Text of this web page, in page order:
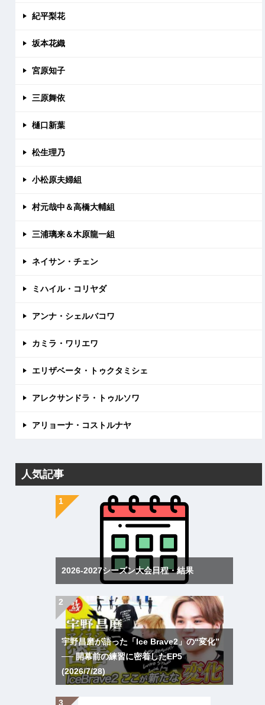
紀平梨花
坂本花織
宮原知子
三原舞依
樋口新葉
松生理乃
小松原夫婦組
村元哉中＆高橋大輔組
三浦璃来＆木原龍一組
ネイサン・チェン
ミハイル・コリヤダ
アンナ・シェルバコワ
カミラ・ワリエワ
エリザベータ・トゥクタミシェ
アレクサンドラ・トゥルソワ
アリョーナ・コストルナヤ
人気記事
2026-2027シーズン大会日程・結果
宇野昌磨が語った「Ice Brave2」の“変化”
── 開幕前の練習に密着したEP5
(2026/7/28)